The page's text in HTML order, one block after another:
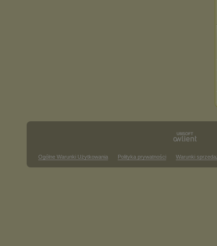
Ogólne Warunki Użytkowania Polityka prywatności Warunki